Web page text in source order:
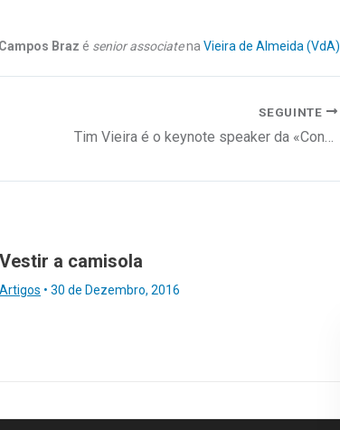
Braz é senior associatena Vieira de Almeida (VdA)
SEGUINTE
Tim Vieira é o keynote speaker da «Conferência Human»
Vestir a camisola
Artigos • 30 de Dezembro, 2016